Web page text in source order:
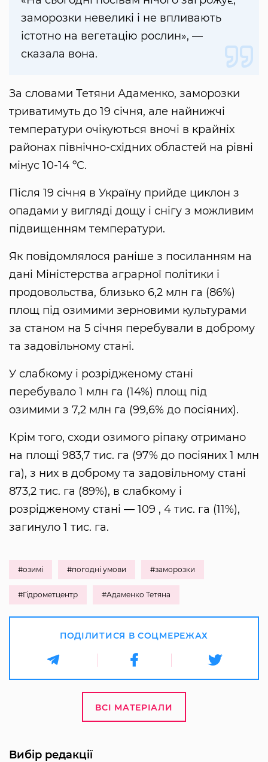
заморозки невеликі і не впливають
істотно на вегетацію рослин», —
сказала вона.
За словами Тетяни Адаменко, заморозки
триватимуть до 19 січня, але найнижчі
температури очікуються вночі в крайніх
районах північно-східних областей на рівні
мінус 10-14 ºС.
Після 19 січня в Україну прийде циклон з
опадами у вигляді дощу і снігу з можливим
підвищенням температури.
Як повідомлялося раніше з посиланням на
дані Міністерства аграрної політики і
продовольства, близько 6,2 млн га (86%)
площ під озимими зерновими культурами
за станом на 5 січня перебували в доброму
та задовільному стані.
У слабкому і розрідженому стані
перебувало 1 млн га (14%) площ під
озимими з 7,2 млн га (99,6% до посіяних).
Крім того, сходи озимого ріпаку отримано
на площі 983,7 тис. га (97% до посіяних 1 млн
га), з них в доброму та задовільному стані
873,2 тис. га (89%), в слабкому і
розрідженому стані — 109 , 4 тис. га (11%),
загинуло 1 тис. га.
#озимі #погодні умови #заморозки
#Гідрометцентр #Адаменко Тетяна
ПОДІЛИТИСЯ В СОЦМЕРЕЖАХ
ВСІ МАТЕРІАЛИ
Вибір редакції